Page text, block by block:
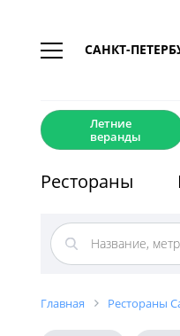
САНКТ-
Летние
веранды
Рестораны
Главная Рестораны